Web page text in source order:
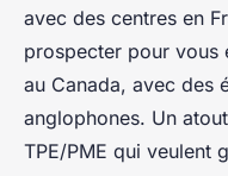
avec des centres en
prospecter pour vous
au Canada, avec des
anglophones. Un
TPE/PME qui veulent